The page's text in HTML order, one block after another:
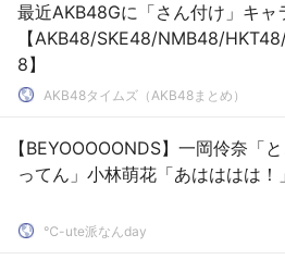
最近AKB48Gに「さん付け」キャ
【AKB48/SKE48/NMB48/
8】
AKB48タイムズ（AKB48まとめ）
【BEYOOOOONDS】一岡伶奈「
ってん」小林萌花「あはははは！」
℃-ute派なんday